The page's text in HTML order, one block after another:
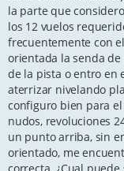
la parte que
los 12 vuelos
frecuentemente con
orientada la senda
de la pista o entro en
aterrizar nivelando
configuro bien para
nudos, revoluciones
un punto arriba, sin
orientado, me